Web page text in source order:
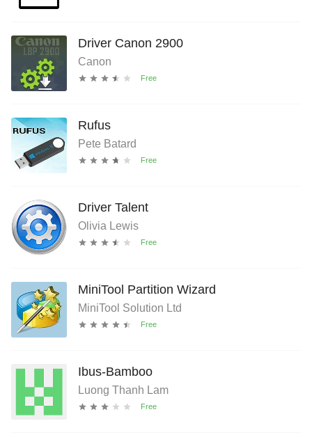
Driver Canon 2900
Canon
Rufus
Pete Batard
Driver Talent
Olivia Lewis
MiniTool Partition Wizard
MiniTool Solution Ltd
Ibus-Bamboo
Luong Thanh Lam